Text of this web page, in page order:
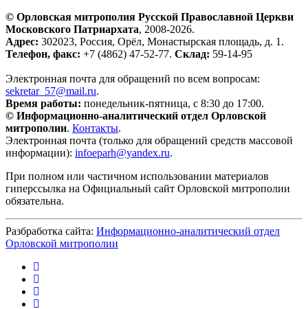
© Орловская митрополия Русской Православной Церкви
Московского Патриархата, 2008-2026.
Адрес: 302023, Россия, Орёл, Монастырская площадь, д. 1.
Телефон, факс: +7 (4862) 47-52-77. Склад: 59-14-95
Электронная почта для обращений по всем вопросам:
sekretar_57@mail.ru.
Время работы: понедельник-пятница, с 8:30 до 17:00.
© Информационно-аналитический отдел Орловской
митрополии. Контакты.
Электронная почта (только для обращений средств массовой
информации): infoeparh@yandex.ru.
При полном или частичном использовании материалов
гиперссылка на Официальный сайт Орловской митрополии
обязательна.
Разбработка сайта: Информационно-аналитический отдел
Орловской митрополии